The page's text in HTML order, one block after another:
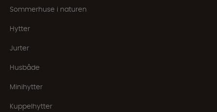
Sommerhuse i naturen
Hytter
Jurter
Husbåde
Minihytter
Kuppelhytter